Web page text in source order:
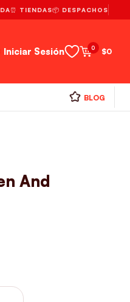
⏰ TIENDAS📦 DESPACHOS
Iniciar Sesión 0 $0
BLOG
And